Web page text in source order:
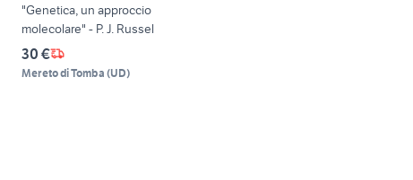
"Genetica, un approccio
molecolare" - P. J. Russel
30 €
Mereto di Tomba (UD)